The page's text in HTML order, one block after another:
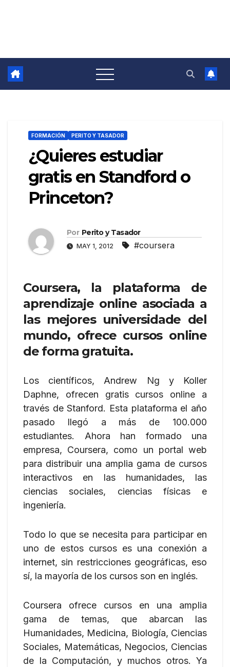
FORMACIÓN PERITO Y TASADOR
¿Quieres estudiar
gratis en Standford o
Princeton?
Por Perito y Tasador
MAY 1, 2012 #coursera
Coursera, la plataforma de
aprendizaje online asociada a
las mejores universidade del
mundo, ofrece cursos online
de forma gratuita.
Los científicos, Andrew Ng y Koller
Daphne, ofrecen gratis cursos online a
través de Stanford. Esta plataforma el año
pasado llegó a más de 100.000
estudiantes. Ahora han formado una
empresa, Coursera, como un portal web
para distribuir una amplia gama de cursos
interactivos en las humanidades, las
ciencias sociales, ciencias físicas e
ingeniería.
Todo lo que se necesita para participar en
uno de estos cursos es una conexión a
internet, sin restricciones geográficas, eso
sí, la mayoría de los cursos son en inglés.
Coursera ofrece cursos en una amplia
gama de temas, que abarcan las
Humanidades, Medicina, Biología, Ciencias
Sociales, Matemáticas, Negocios, Ciencias
de la Computación, y muchos otros. Ya